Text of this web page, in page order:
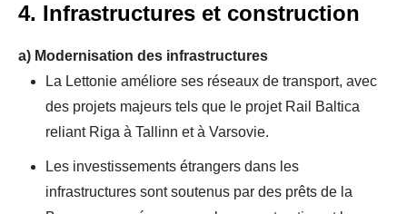
4. Infrastructures et construction
a) Modernisation des infrastructures
La Lettonie améliore ses réseaux de transport, avec
des projets majeurs tels que le projet Rail Baltica
reliant Riga à Tallinn et à Varsovie.
Les investissements étrangers dans les
infrastructures sont soutenus par des prêts de la